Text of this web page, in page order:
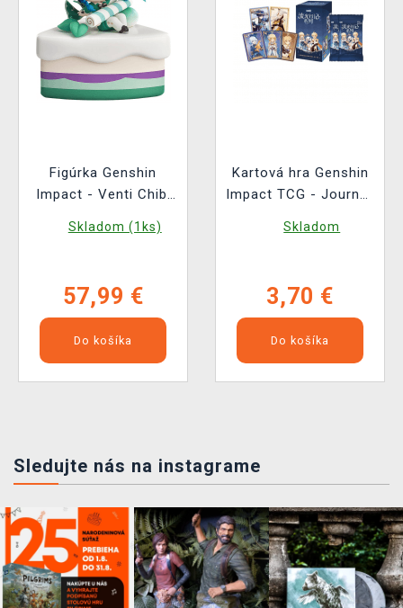
Figúrka Genshin
Impact - Venti Chibi
Skladom (1ks)
57,99 €
Do košíka
Kartová hra Genshin
Impact TCG - Journey
Skladom
3,70 €
Do košíka
Sledujte nás na instagrame